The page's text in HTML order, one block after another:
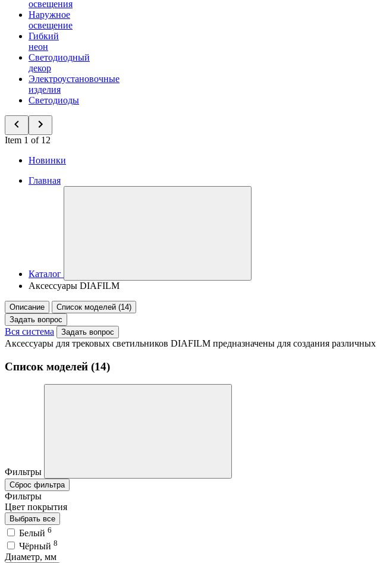
освещения
Наружное
освещение
Гибкий
неон
Светодиодный
декор
Электроустановочные
изделия
Светодиоды
Item 1 of 12
Новинки
Главная
Каталог
Аксессуары DIAFILM
Описание
Список моделей (14)
Задать вопрос
Вся система Задать вопрос
Аксессуары для трековых светильников DIAFILM предназначены для создания
Список моделей (14)
Фильтры
Сброс фильтра
Фильтры
Цвет покрытия
Выбрать все
Белый 6
Чёрный 8
Диаметр, мм